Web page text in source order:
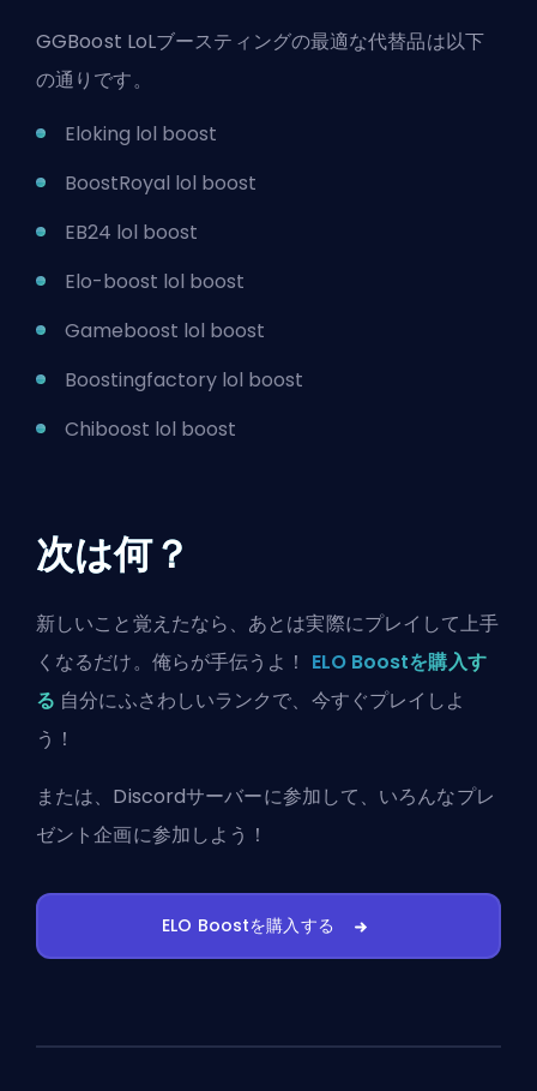
GGBoost LoLブースティングの最適な代替品は以下
の通りです。
Eloking lol boost
BoostRoyal lol boost
EB24 lol boost
Elo-boost lol boost
Gameboost lol boost
Boostingfactory lol boost
Chiboost lol boost
次は何？
新しいこと覚えたなら、あとは実際にプレイして上手
くなるだけ。俺らが手伝うよ！ ELO Boostを購入す
る 自分にふさわしいランクで、今すぐプレイしよ
う！
または、 Discordサーバーに参加して、いろんなプレ
ゼント企画に参加しよう！
ELO Boostを購入する